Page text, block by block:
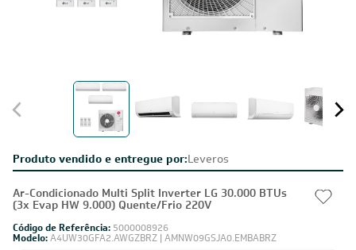
Produto vendido e entregue por:Leveros
Ar-Condicionado Multi Split Inverter LG 30.000 BTUs
(3x Evap HW 9.000) Quente/Frio 220V
Código de Referência: 5000008926
Modelo:A4UW30GFA2.AWGZBRZ | AMNW09GSJA0.EMBABRZ